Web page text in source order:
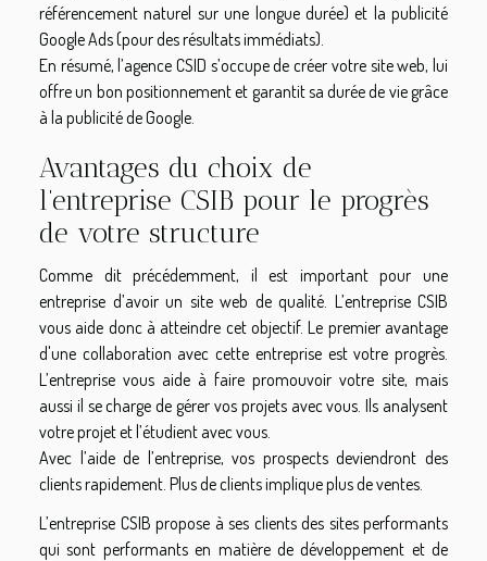
référencement naturel sur une longue durée) et la publicité
Google Ads (pour des résultats immédiats).
En résumé, l’agence CSID s’occupe de créer votre site web, lui
offre un bon positionnement et garantit sa durée de vie grâce
à la publicité de Google.
Avantages du choix de
l’entreprise CSIB pour le progrès
de votre structure
Comme dit précédemment, il est important pour une
entreprise d’avoir un site web de qualité. L’entreprise CSIB
vous aide donc à atteindre cet objectif. Le premier avantage
d'une collaboration avec cette entreprise est votre progrès.
L’entreprise vous aide à faire promouvoir votre site, mais
aussi il se charge de gérer vos projets avec vous. Ils analysent
votre projet et l’étudient avec vous.
Avec l’aide de l’entreprise, vos prospects deviendront des
clients rapidement. Plus de clients implique plus de ventes.
L’entreprise CSIB propose à ses clients des sites performants
qui sont performants en matière de développement et de